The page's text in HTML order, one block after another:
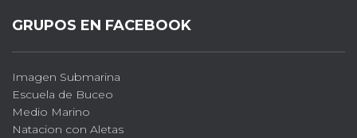
GRUPOS EN FACEBOOK
Imagen Submarina
Escuela de Buceo
Medio Marino
Natacion con Aletas